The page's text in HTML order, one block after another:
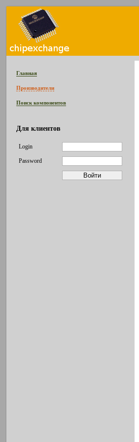
Главная
Производители
Поиск компонентов
Для клиентов
Login
Password